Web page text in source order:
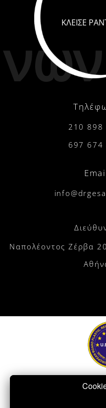
ΚΛΕΙΣΕ
210 898
697 674
Ναπολέοντος Ζέρβα